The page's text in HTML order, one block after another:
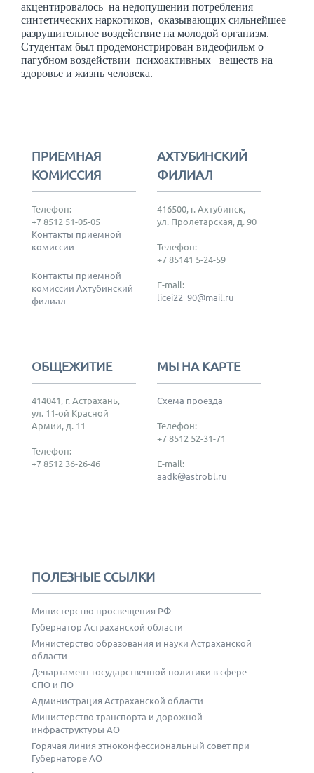
акцентировалось на недопущении потребления
синтетических наркотиков, оказывающих сильнейшее
разрушительное воздействие на молодой организм.
Студентам был продемонстрирован видеофильм о
пагубном воздействии психоактивных веществ на
здоровье и жизнь человека.
ПРИЕМНАЯ
КОМИССИЯ
Телефон:
+7 8512 51-05-05
Контакты приемной
комиссии
Контакты приемной
комиссии Ахтубинский
филиал
АХТУБИНСКИЙ
ФИЛИАЛ
416500, г. Ахтубинск,
ул. Пролетарская, д. 90
Телефон:
+7 85141 5-24-59
E-mail:
licei22_90@mail.ru
ОБЩЕЖИТИЕ
414041, г. Астрахань,
ул. 11-ой Красной
Армии, д. 11
Телефон:
+7 8512 36-26-46
МЫ НА КАРТЕ
Схема проезда
Телефон:
+7 8512 52-31-71
E-mail:
aadk@astrobl.ru
ПОЛЕЗНЫЕ ССЫЛКИ
Министерство просвещения РФ
Губернатор Астраханской области
Министерство образования и науки Астраханской
области
Департамент государственной политики в сфере
СПО и ПО
Администрация Астраханской области
Министерство транспорта и дорожной
инфраструктуры АО
Горячая линия этноконфессиональный совет при
Губернаторе АО